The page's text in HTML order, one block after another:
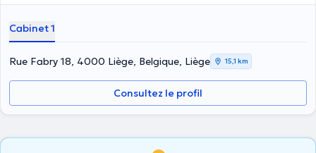
Cabinet 1
Rue Fabry 18, 4000 Liège, Belgique, Liège 15,1 km
Consultez le profil